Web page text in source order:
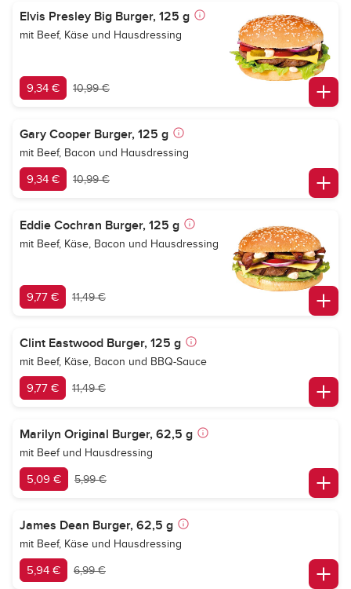
Elvis Presley Big Burger, 125 g
mit Beef, Käse und Hausdressing
9,34 € 10,99 €
Gary Cooper Burger, 125 g
mit Beef, Bacon und Hausdressing
9,34 € 10,99 €
Eddie Cochran Burger, 125 g
mit Beef, Käse, Bacon und Hausdressing
9,77 € 11,49 €
Clint Eastwood Burger, 125 g
mit Beef, Käse, Bacon und BBQ-Sauce
9,77 € 11,49 €
Marilyn Original Burger, 62,5 g
mit Beef und Hausdressing
5,09 € 5,99 €
James Dean Burger, 62,5 g
mit Beef, Käse und Hausdressing
5,94 € 6,99 €